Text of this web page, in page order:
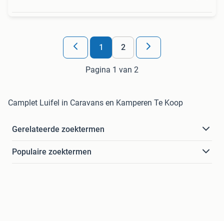
1 2
Pagina 1 van 2
Camplet Luifel in Caravans en Kamperen Te Koop
Gerelateerde zoektermen
Populaire zoektermen